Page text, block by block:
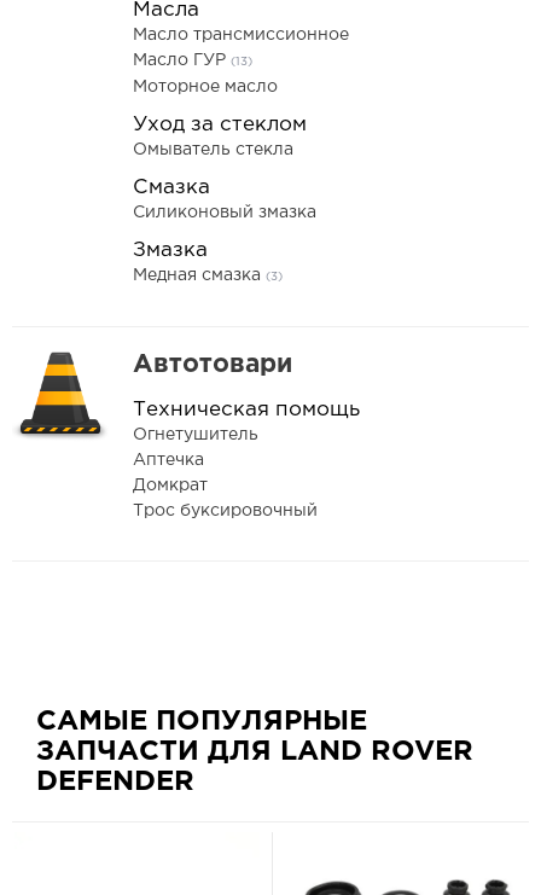
Масла
Масло трансмиссионное
Масло ГУР (13)
Моторное масло
Уход за стеклом
Омыватель стекла
Смазка
Силиконовый змазка
Змазка
Медная смазка (3)
Автотовари
Техническая помощь
Огнетушитель
Аптечка
Домкрат
Трос буксировочный
САМЫЕ ПОПУЛЯРНЫЕ
ЗАПЧАСТИ ДЛЯ LAND ROVER
DEFENDER